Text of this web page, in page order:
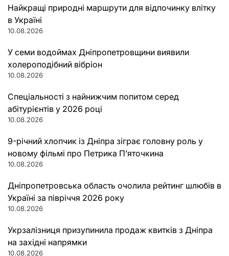
Найкращі природні маршрути для відпочинку влітку
в Україні
10.08.2026
У семи водоймах Дніпропетровщини виявили
холероподібний вібріон
10.08.2026
Спеціальності з найнижчим попитом серед
абітурієнтів у 2026 році
10.08.2026
9-річний хлопчик із Дніпра зіграє головну роль у
новому фільмі про Петрика П’яточкина
10.08.2026
Дніпропетровська область очолила рейтинг шлюбів в
Україні за півріччя 2026 року
10.08.2026
Укрзалізниця призупинила продаж квитків з Дніпра
на західні напрямки
10.08.2026